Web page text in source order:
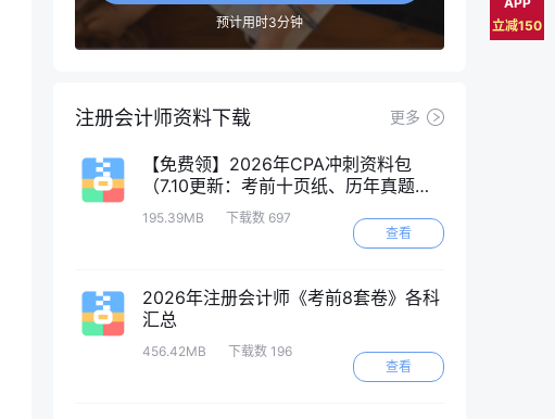
预计用时3分钟
注册会计师资料下载 更多
【免费领】2026年CPA冲刺资料包
（7.10更新：考前十页纸、历年真题
等）
195.39MB
下载数 697
查看
2026年注册会计师《考前8套卷》各科
汇总
456.42MB
下载数 196
查看
立减150